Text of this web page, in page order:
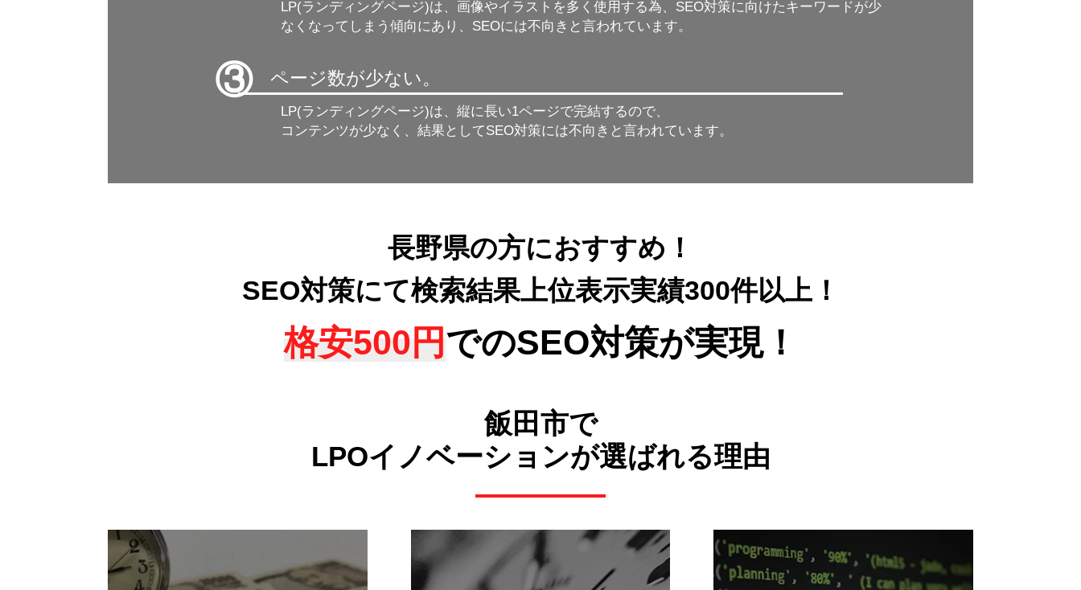
LP(ランディングページ)は、画像やイラストを多く使用する為、 SEO対策に向けたキーワードが少
なくなってしまう傾向にあり、SEOには不向きと言われています。
③ ページ数が少ない。
LP(ランディングページ)は、縦に長い1ページで完結するので、
コンテンツが少なく、結果としてSEO対策には不向きと言われています。
長野県の方におすすめ！
SEO対策にて検索結果上位表示実績300件以上！
格安500円でのSEO対策が実現！
飯田市で
LPOイノベーションが選ばれる理由